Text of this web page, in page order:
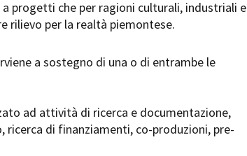
Cookie policy
a progetti che per ragioni culturali, industriali e
rilievo per la realtà piemontese.
a sostegno di una o di entrambe le
ad attività di ricerca e documentazione,
di finanziamenti, co-produzioni, pre-